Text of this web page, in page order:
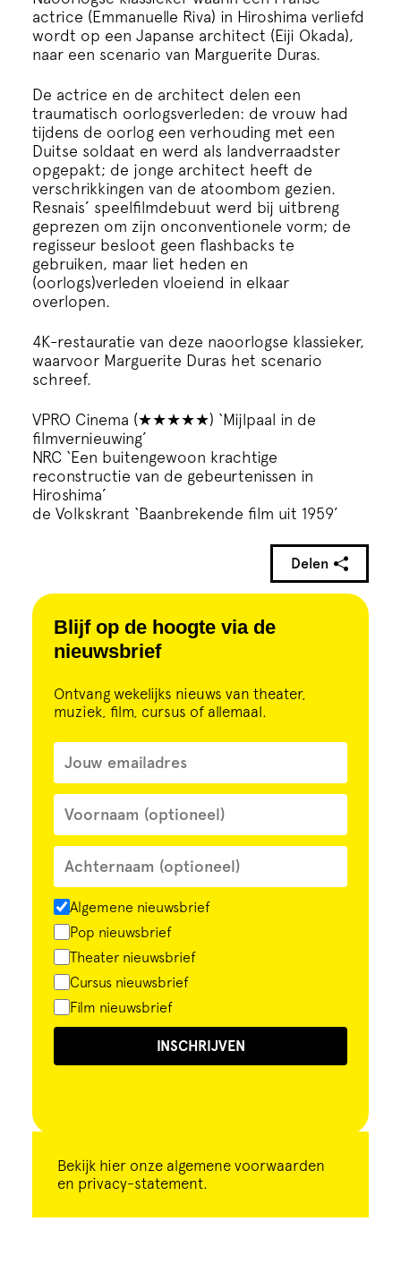
Onderwijs
ECI Cultuurcafé
Over ons
Contact
Steun ons
Blijf op de hoogte via de
nieuwsbrief
Ontvang wekelijks nieuws van theater,
muziek, film, cursus of allemaal.
Algemene nieuwsbrief
Pop nieuwsbrief
Theater nieuwsbrief
Cursus nieuwsbrief
Film nieuwsbrief
INSCHRIJVEN
Bekijk hier onze algemene voorwaarden
en privacy-statement.
actrice (Emmanuelle Riva) in Hiroshima verliefd
wordt op een Japanse architect (Eiji Okada),
naar een scenario van Marguerite Duras.
De actrice en de architect delen een
traumatisch oorlogsverleden: de vrouw had
tijdens de oorlog een verhouding met een
Duitse soldaat en werd als landverraadster
opgepakt; de jonge architect heeft de
verschrikkingen van de atoombom gezien.
Resnais’ speelfilmdebuut werd bij uitbreng
geprezen om zijn onconventionele vorm; de
regisseur besloot geen flashbacks te
gebruiken, maar liet heden en
(oorlogs)verleden vloeiend in elkaar
overlopen.
4K-restauratie van deze naoorlogse klassieker,
waarvoor Marguerite Duras het scenario
schreef.
VPRO Cinema (★★★★★) ‘Mijlpaal in de
filmvernieuwing’
NRC ‘Een buitengewoon krachtige
reconstructie van de gebeurtenissen in
Hiroshima’
de Volkskrant ‘Baanbrekende film uit 1959’
Delen